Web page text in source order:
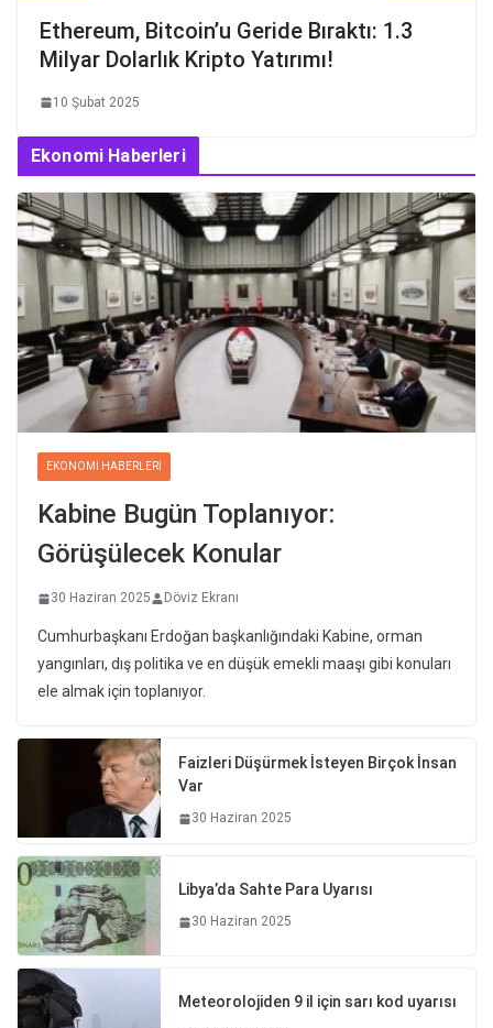
Ethereum, Bitcoin’u Geride Bıraktı: 1.3
Milyar Dolarlık Kripto Yatırımı!
10 Şubat 2025
Ekonomi Haberleri
EKONOMI HABERLERI
Kabine Bugün Toplanıyor:
Görüşülecek Konular
30 Haziran 2025 Döviz Ekranı
Cumhurbaşkanı Erdoğan başkanlığındaki Kabine, orman
yangınları, dış politika ve en düşük emekli maaşı gibi konuları
ele almak için toplanıyor.
Faizleri Düşürmek İsteyen Birçok İnsan
Var
30 Haziran 2025
Libya’da Sahte Para Uyarısı
30 Haziran 2025
Meteorolojiden 9 il için sarı kod uyarısı